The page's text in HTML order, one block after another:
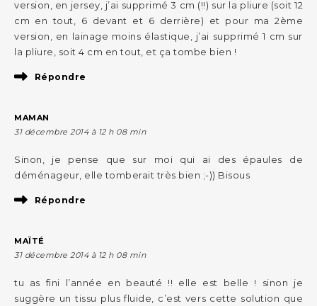
version, en jersey, j’ai supprimé 3 cm (!!) sur la pliure (soit 12
cm en tout, 6 devant et 6 derrière) et pour ma 2ème
version, en lainage moins élastique, j’ai supprimé 1 cm sur
la pliure, soit 4 cm en tout, et ça tombe bien !
Répondre
MAMAN
31 décembre 2014 à 12 h 08 min
Sinon, je pense que sur moi qui ai des épaules de
déménageur, elle tomberait très bien ;-)) Bisous
Répondre
MAÏTÉ
31 décembre 2014 à 12 h 08 min
tu as fini l’année en beauté !! elle est belle ! sinon je
suggère un tissu plus fluide, c’est vers cette solution que